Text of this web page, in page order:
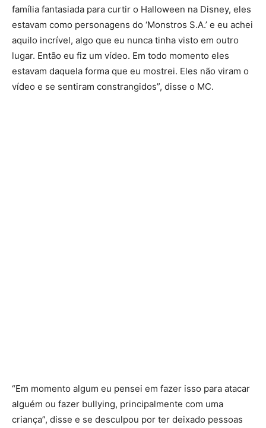
família fantasiada para curtir o Halloween na Disney, eles
estavam como personagens do ‘Monstros S.A.’ e eu achei
aquilo incrível, algo que eu nunca tinha visto em outro
lugar. Então eu fiz um vídeo. Em todo momento eles
estavam daquela forma que eu mostrei. Eles não viram o
vídeo e se sentiram constrangidos”, disse o MC.
“Em momento algum eu pensei em fazer isso para atacar
alguém ou fazer bullying, principalmente com uma
criança”, disse e se desculpou por ter deixado pessoas